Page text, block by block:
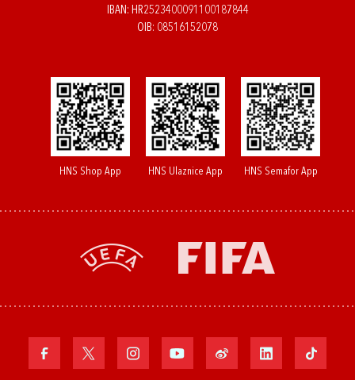
IBAN: HR2523400091100187844
OIB: 08516152078
HNS Shop App HNS Ulaznice App HNS Semafor App